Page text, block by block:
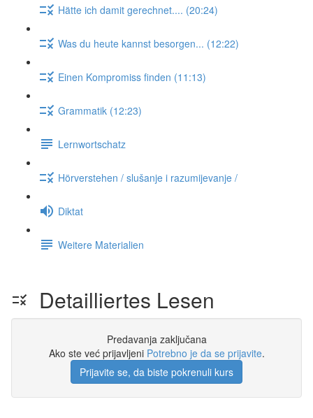
Hätte ich damit gerechnet.... (20:24)
Was du heute kannst besorgen... (12:22)
Einen Kompromiss finden (11:13)
Grammatik (12:23)
Lernwortschatz
Hörverstehen / slušanje i razumijevanje /
Diktat
Weitere Materialien
Detailliertes Lesen
Predavanja zaključana
Ako ste već prijavljeni Potrebno je da se prijavite.
Prijavite se, da biste pokrenuli kurs